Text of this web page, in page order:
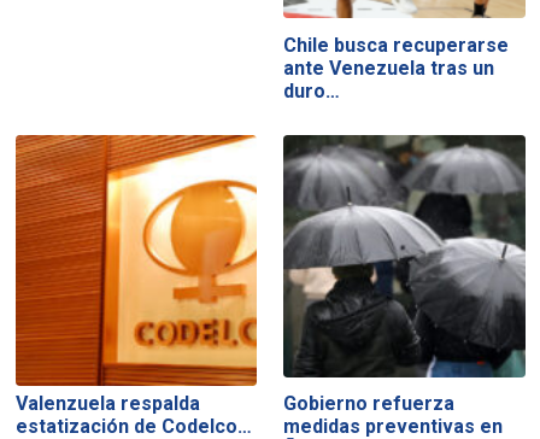
Chile busca recuperarse
ante Venezuela tras un
duro…
Valenzuela respalda
estatización de Codelco…
Gobierno refuerza
medidas preventivas en